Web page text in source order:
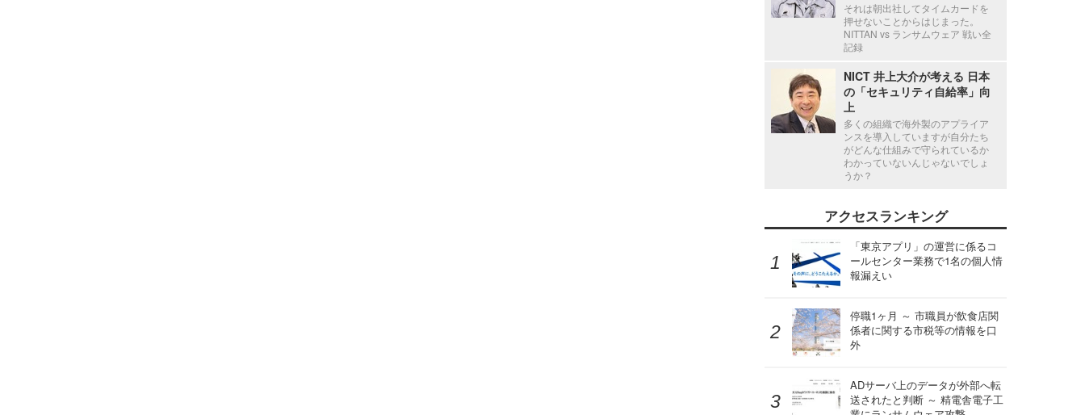
それは朝出社してタイムカードを
押せないことからはじまった。
NITTAN vs ランサムウェア 戦い全
記録
NICT 井上大介が考える 日本
の「セキュリティ自給率」向
上
多くの組織で海外製のアプライア
ンスを導入していますが自分たち
がどんな仕組みで守られているか
わかっていないんじゃないでしょ
うか？
アクセスランキング
「東京アプリ」の運営に係るコ
ールセンター業務で1名の個人情
報漏えい
停職1ヶ月 ～ 市職員が飲食店関
係者に関する市税等の情報を口
外
ADサーバ上のデータが外部へ転
送されたと判断 ～ 精電舎電子工